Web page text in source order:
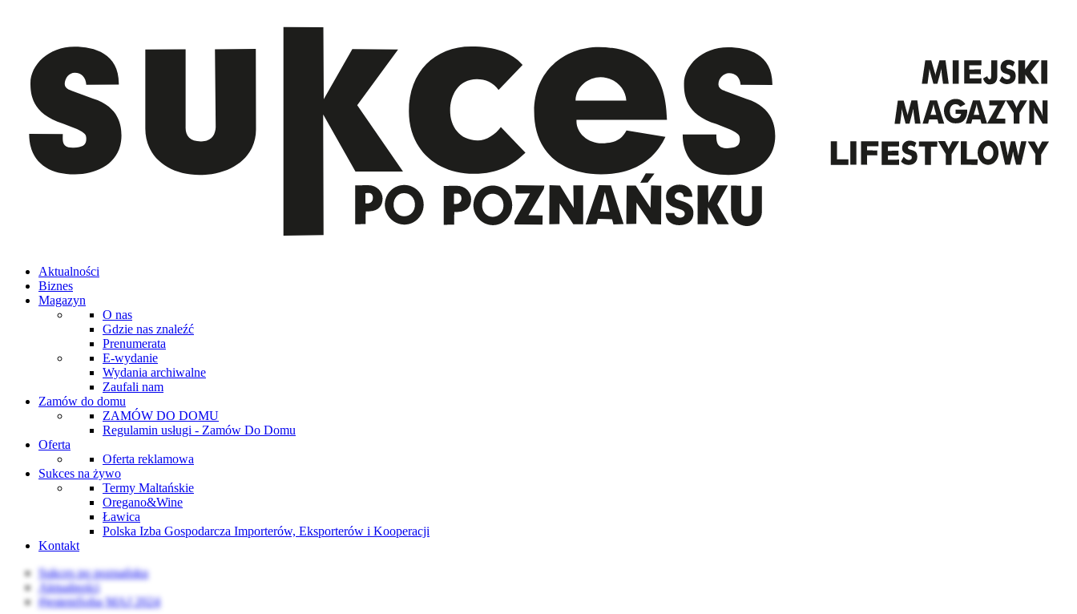
Aktualności
Biznes
Magazyn
O nas
Gdzie nas znaleźć
Prenumerata
E-wydanie
Wydania archiwalne
Zaufali nam
Zamów do domu
ZAMÓW DO DOMU
Regulamin usługi - Zamów Do Domu
Oferta
Oferta reklamowa
Sukces na żywo
Termy Maltańskie
Oregano&Wine
Ławica
Polska Izba Gospodarcza Importerów, Eksporterów i Kooperacji
Kontakt
Sukces po poznańsku
Aktualności
#jestemSobą MAJ 2024